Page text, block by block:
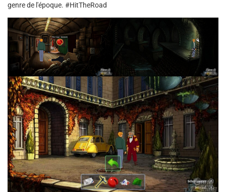
genre de l'époque. #HitTheRoad